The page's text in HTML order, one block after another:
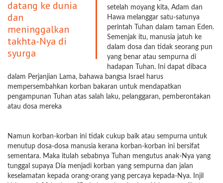
datang ke dunia
dan
meninggalkan
takhta-Nya di
syurga
setelah moyang kita, Adam dan
Hawa melanggar satu-satunya
perintah Tuhan dalam taman Eden.
Semenjak itu, manusia jatuh ke
dalam dosa dan tidak seorang pun
yang benar atau sempurna di
hadapan Tuhan. Ini dapat dibaca
dalam Perjanjian Lama, bahawa bangsa Israel harus
mempersembahkan korban bakaran untuk mendapatkan
pengampunan Tuhan atas salah laku, pelanggaran, pemberontakan
atau dosa mereka
Namun korban-korban ini tidak cukup baik atau sempurna untuk
menutup dosa-dosa manusia kerana korban-korban ini bersifat
sementara. Maka itulah sebabnya Tuhan mengutus anak-Nya yang
tunggal supaya Dia menjadi korban yang sempurna dan jalan
keselamatan kepada orang-orang yang percaya kepada-Nya. Injil